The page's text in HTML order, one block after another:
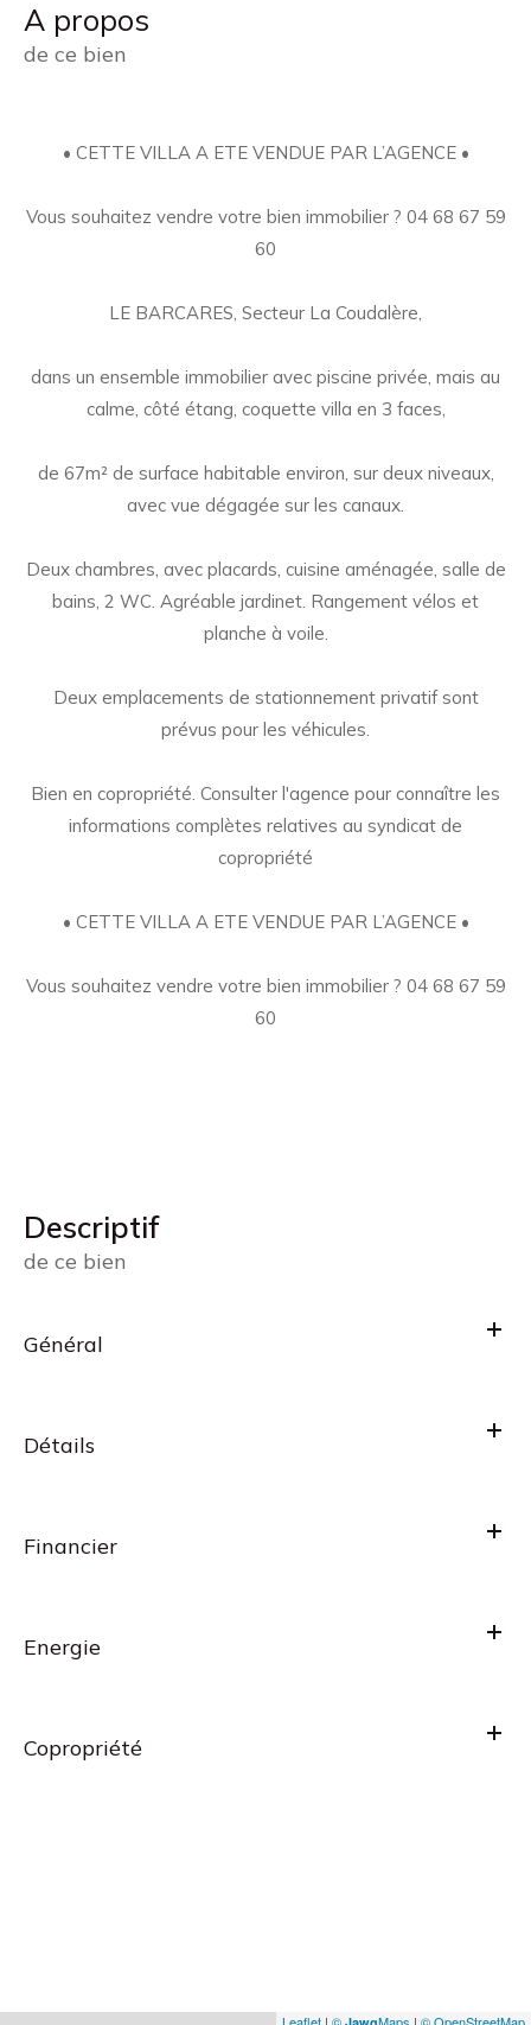
a propos
de ce bien
• CETTE VILLA A ETE VENDUE PAR L’AGENCE •
Vous souhaitez vendre votre bien immobilier ? 04 68 67 59
60
LE BARCARES, Secteur La Coudalère,
dans un ensemble immobilier avec piscine privée, mais au
calme, côté étang, coquette villa en 3 faces,
de 67m² de surface habitable environ, sur deux niveaux,
avec vue dégagée sur les canaux.
Deux chambres, avec placards, cuisine aménagée, salle de
bains, 2 WC. Agréable jardinet. Rangement vélos et
planche à voile.
Deux emplacements de stationnement privatif sont
prévus pour les véhicules.
Bien en copropriété. Consulter l'agence pour connaître les
informations complètes relatives au syndicat de
copropriété
• CETTE VILLA A ETE VENDUE PAR L’AGENCE •
Vous souhaitez vendre votre bien immobilier ? 04 68 67 59
60
descriptif
de ce bien
Général
Détails
Financier
Energie
Copropriété